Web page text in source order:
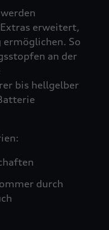
erweitert,
ermöglichen. So
an der
bis hellgelber
durch